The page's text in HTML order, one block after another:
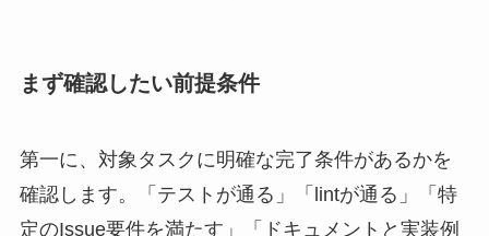
まず確認したい前提条件
第一に、対象タスクに明確な完了条件があるかを
確認します。「テストが通る」「lintが通る」「特
定のIssue要件を満たす」「ドキュメントと実装例